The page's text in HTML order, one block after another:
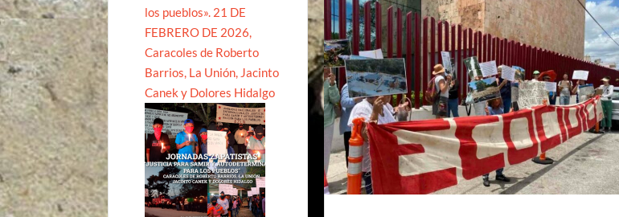
los pueblos». 21 DE
FEBRERO DE 2026,
Caracoles de Roberto
Barrios, La Unión, Jacinto
Canek y Dolores Hidalgo